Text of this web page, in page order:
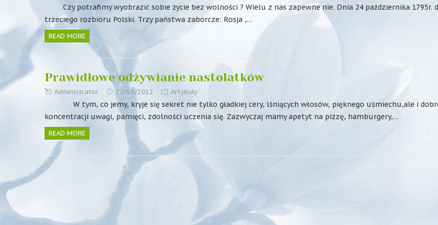
Czy potrafimy wyobrazić sobie życie bez wolności ? Wielu z nas zapewne nie. Dnia 24 października 1795r.
trzeciego rozbioru Polski. Trzy państwa zaborcze: Rosja ,…
READ MORE
Prawidłowe odżywianie nastolatków
Administrator 22/10/2012 Artykuły
W tym, co jemy, kryje się sekret nie tylko gładkiej cery, lśniących włosów, pięknego uśmiechu,ale i
koncentracji uwagi, pamięci, zdolności uczenia się. Zazwyczaj mamy apetyt na pizzę, hamburgery,…
READ MORE